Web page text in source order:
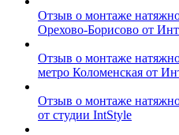
Отзыв о монтаже
Орехово-Борисово от
Отзыв о монтаже
метро Коломенская от
Отзыв о монтаже
от студии IntStyle